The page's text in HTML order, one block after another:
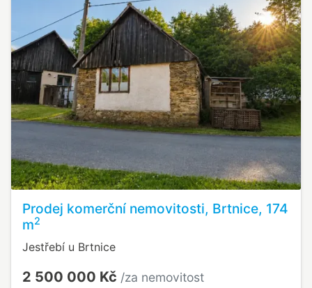
Prodej komerční nemovitosti, Brtnice, 174
m2
Jestřebí u Brtnice
2 500 000 Kč /za nemovitost